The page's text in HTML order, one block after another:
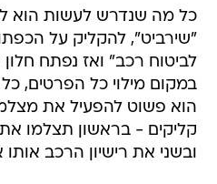
כל מה שנדרש לעשות הוא
"שירביט", להקליק על
לביטוח רכב" ואז נפתח
במקום מילוי כל הפרטים,
הוא פשוט להפעיל את
קליקים - בראשון תצלמו את
ובשני את רישיון הרכב